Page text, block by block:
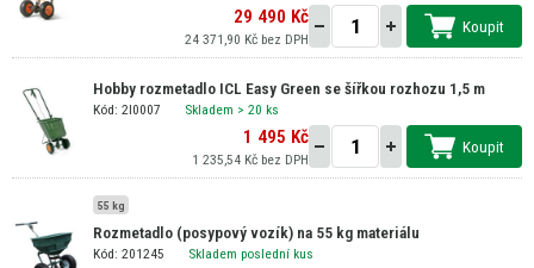
29 490 Kč
24 371,90 Kč bez DPH
Koupit
Hobby rozmetadlo ICL Easy Green se šířkou rozhozu 1,5 m
Kód: 2I0007 Skladem > 20 ks
1 495 Kč
1 235,54 Kč bez DPH
Koupit
55 kg
Rozmetadlo (posypový vozík) na 55 kg materiálu
Kód: 201245 Skladem poslední kus